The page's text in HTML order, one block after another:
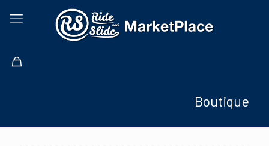
Boutique